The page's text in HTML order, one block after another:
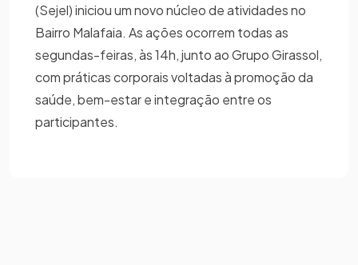
(Sejel) iniciou um novo núcleo de atividades no
Bairro Malafaia. As ações ocorrem todas as
segundas-feiras, às 14h, junto ao Grupo Girassol,
com práticas corporais voltadas à promoção da
saúde, bem-estar e integração entre os
participantes.